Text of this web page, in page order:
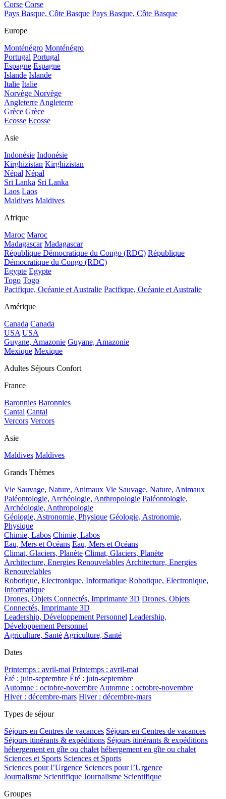
Corse Corse
Pays Basque, Côte Basque Pays Basque, Côte Basque
Europe
Monténégro Monténégro
Portugal Portugal
Espagne Espagne
Islande Islande
Italie Italie
Norvège Norvège
AngleterreAngleterre
Grèce Grèce
Ecosse Ecosse
Asie
Indonésie Indonésie
Kirghizistan Kirghizistan
Népal Népal
Sri Lanka Sri Lanka
Laos Laos
Maldives Maldives
Afrique
Maroc Maroc
Madagascar Madagascar
République Démocratique du Congo (RDC) République
Démocratique du Congo (RDC)
Egypte Egypte
Togo Togo
Pacifique, Océanie et Australie Pacifique, Océanie et Australie
Amérique
Canada Canada
USA USA
Guyane, Amazonie Guyane, Amazonie
Mexique Mexique
Adultes Séjours Confort
France
Baronnies Baronnies
Cantal Cantal
Vercors Vercors
Asie
Maldives Maldives
Grands Thèmes
Vie Sauvage, Nature, Animaux Vie Sauvage, Nature, Animaux
Paléontologie, Archéologie, Anthropologie Paléontologie,
Archéologie, Anthropologie
Géologie, Astronomie, Physique Géologie, Astronomie,
Physique
Chimie, Labos Chimie, Labos
Eau, Mers et Océans Eau, Mers et Océans
Climat, Glaciers, Planète Climat, Glaciers, Planète
Architecture, Energies RenouvelablesArchitecture, Energies
Renouvelables
Robotique, Electronique, Informatique Robotique, Electronique,
Informatique
Drones, Objets Connectés, Imprimante 3D Drones, Objets
Connectés, Imprimante 3D
Leadership, Développement Personnel Leadership,
Développement Personnel
Agriculture, SantéAgriculture, Santé
Dates
Printemps : avril-mai Printemps : avril-mai
Été : juin-septembre Été : juin-septembre
Automne : octobre-novembreAutomne : octobre-novembre
Hiver : décembre-mars Hiver : décembre-mars
Types de séjour
Séjours en Centres de vacances Séjours en Centres de vacances
Séjours itinérants & expéditions Séjours itinérants & expéditions
hébergement en gîte ou chalet hébergement en gîte ou chalet
Sciences et Sports Sciences et Sports
Sciences pour l’Urgence Sciences pour l’Urgence
Journalisme Scientifique Journalisme Scientifique
Groupes